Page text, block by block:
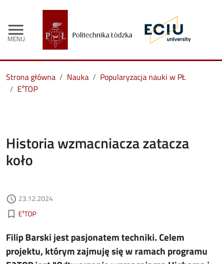
menu
MENU
Strona główna Nauka
Popularyzacja nauki w PŁ
E²TOP
Historia wzmacniacza zatacza
koło
access_time Data dodania
23.12.2024
bookmark_border Kategorie aktualności
E²TOP
Filip Barski jest pasjonatem techniki. Celem
projektu, którym zajmuję się w ramach programu